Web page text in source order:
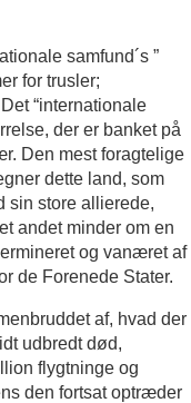
samfund´s ”
for trusler;
“internationale
der er banket på
Den mest foragtelige
dette land, som
sin store allierede,
andet minder om en
og vanæret af
de Forenede Stater.
af, hvad der
udbredt død,
flygtninge og
den fortsat optræder